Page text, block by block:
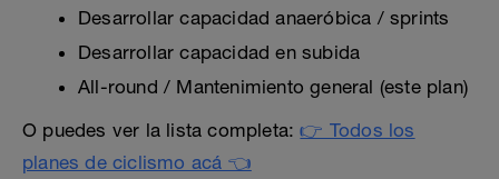
Desarrollar capacidad anaeróbica / sprints
Desarrollar capacidad en subida
All-round / Mantenimiento general (este plan)
O puedes ver la lista completa:👉 Todos los
planes de ciclismo acá 👈